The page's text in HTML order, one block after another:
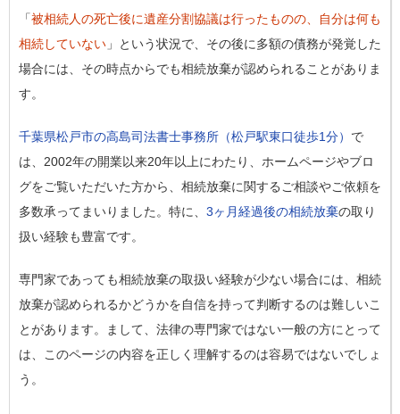
「被相続人の死亡後に遺産分割協議は行ったものの、自分は何も
相続していない 」という状況で、その後に多額の債務が発覚した
場合には、その時点からでも相続放棄が認められることがありま
す。
千葉県松戸市の高島司法書士事務所（松戸駅東口徒歩1分） で
は、2002年の開業以来20年以上にわたり、ホームページやブロ
グをご覧いただいた方から、相続放棄に関するご相談やご依頼を
多数承ってまいりました。特に、 3ヶ月経過後の相続放棄の取り
扱い経験も豊富です。
専門家であっても相続放棄の取扱い経験が少ない場合には、相続
放棄が認められるかどうかを自信を持って判断するのは難しいこ
とがあります。まして、法律の専門家ではない一般の方にとって
は、このページの内容を正しく理解するのは容易ではないでしょ
う。